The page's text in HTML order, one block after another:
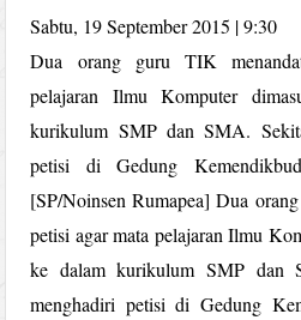
Sabtu, 19 September 2015 | 9:30
Dua orang guru TIK
pelajaran Ilmu Komputer
kurikulum SMP dan SMA.
petisi di Gedung
[SP/Noinsen Rumapea] Dua
petisi agar mata pelajaran Ilmu
ke dalam kurikulum SMP dan
menghadiri petisi di Gedung